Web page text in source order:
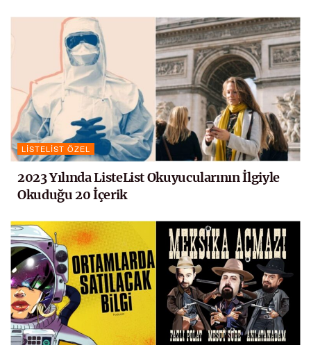
LISTELIST ÖZEL
2023 Yılında ListeList Okuyucularının İlgiyle
Okuduğu 20 İçerik